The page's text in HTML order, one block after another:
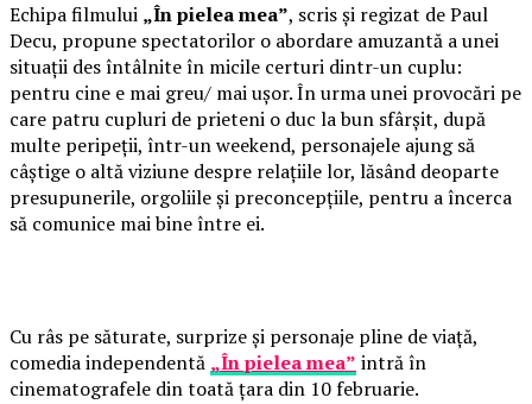
Echipa filmului „În pielea mea”, scris și regizat de Paul
Decu, propune spectatorilor o abordare amuzantă a unei
situații des întâlnite în micile certuri dintr-un cuplu:
pentru cine e mai greu/ mai ușor. În urma unei provocări pe
care patru cupluri de prieteni o duc la bun sfârșit, după
multe peripeții, într-un weekend, personajele ajung să
câștige o altă viziune despre relațiile lor, lăsând deoparte
presupunerile, orgoliile și preconcepțiile, pentru a încerca
să comunice mai bine între ei.
Cu râs pe săturate, surprize și personaje pline de viață,
comedia independentă „În pielea mea” intră în
cinematografele din toată țara din 10 februarie.